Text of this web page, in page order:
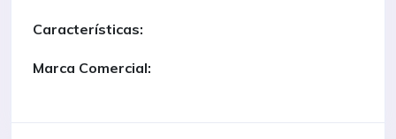
Características:
Marca Comercial: